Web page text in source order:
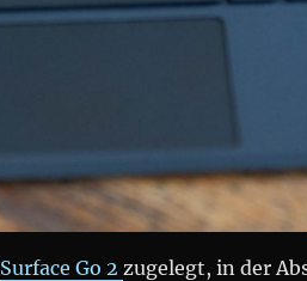
Surface Go 2 zugelegt, in der